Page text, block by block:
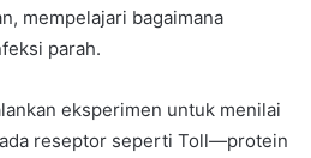
mempelajari bagaimana
parah.
eksperimen untuk menilai
reseptor seperti Toll—protein